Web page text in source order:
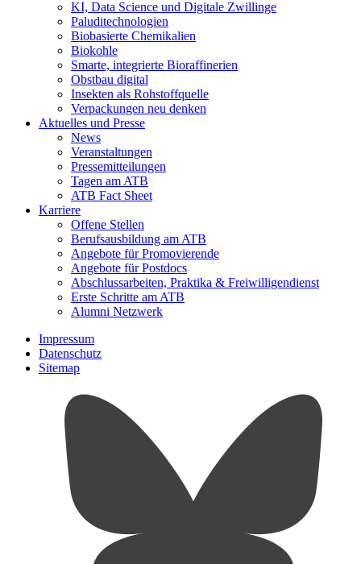
KI, Data Science und Digitale Zwillinge
Paluditechnologien
Biobasierte Chemikalien
Biokohle
Smarte, integrierte Bioraffinerien
Obstbau digital
Insekten als Rohstoffquelle
Verpackungen neu denken
Aktuelles und Presse
News
Veranstaltungen
Pressemitteilungen
Tagen am ATB
ATB Fact Sheet
Karriere
Offene Stellen
Berufsausbildung am ATB
Angebote für Promovierende
Angebote für Postdocs
Abschlussarbeiten, Praktika & Freiwilligendienst
Erste Schritte am ATB
Alumni Netzwerk
Impressum
Datenschutz
Sitemap